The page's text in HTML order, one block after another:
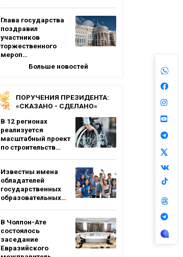
Глава государства
поздравил
участников
торжественного
мероп…
Больше новостей
ПОРУЧЕНИЯ ПРЕЗИДЕНТА:
«СКАЗАНО - СДЕЛАНО»
В 12 регионах
реализуется
масштабный проект
по строительств…
Известны имена
обладателей
государственных
образовательных…
В Чолпон-Ате
состоялось
заседание
Евразийского